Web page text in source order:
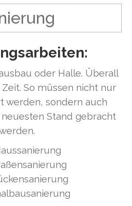
oder Halle. Überall
So müssen nicht nur
werden, sondern auch
Stand gebracht